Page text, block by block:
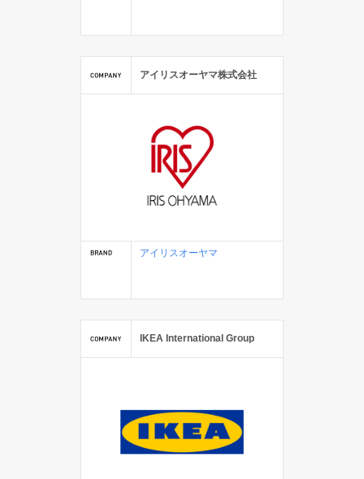
アイリスオーヤマ株式会社
アイリスオーヤマ
IKEA International Group